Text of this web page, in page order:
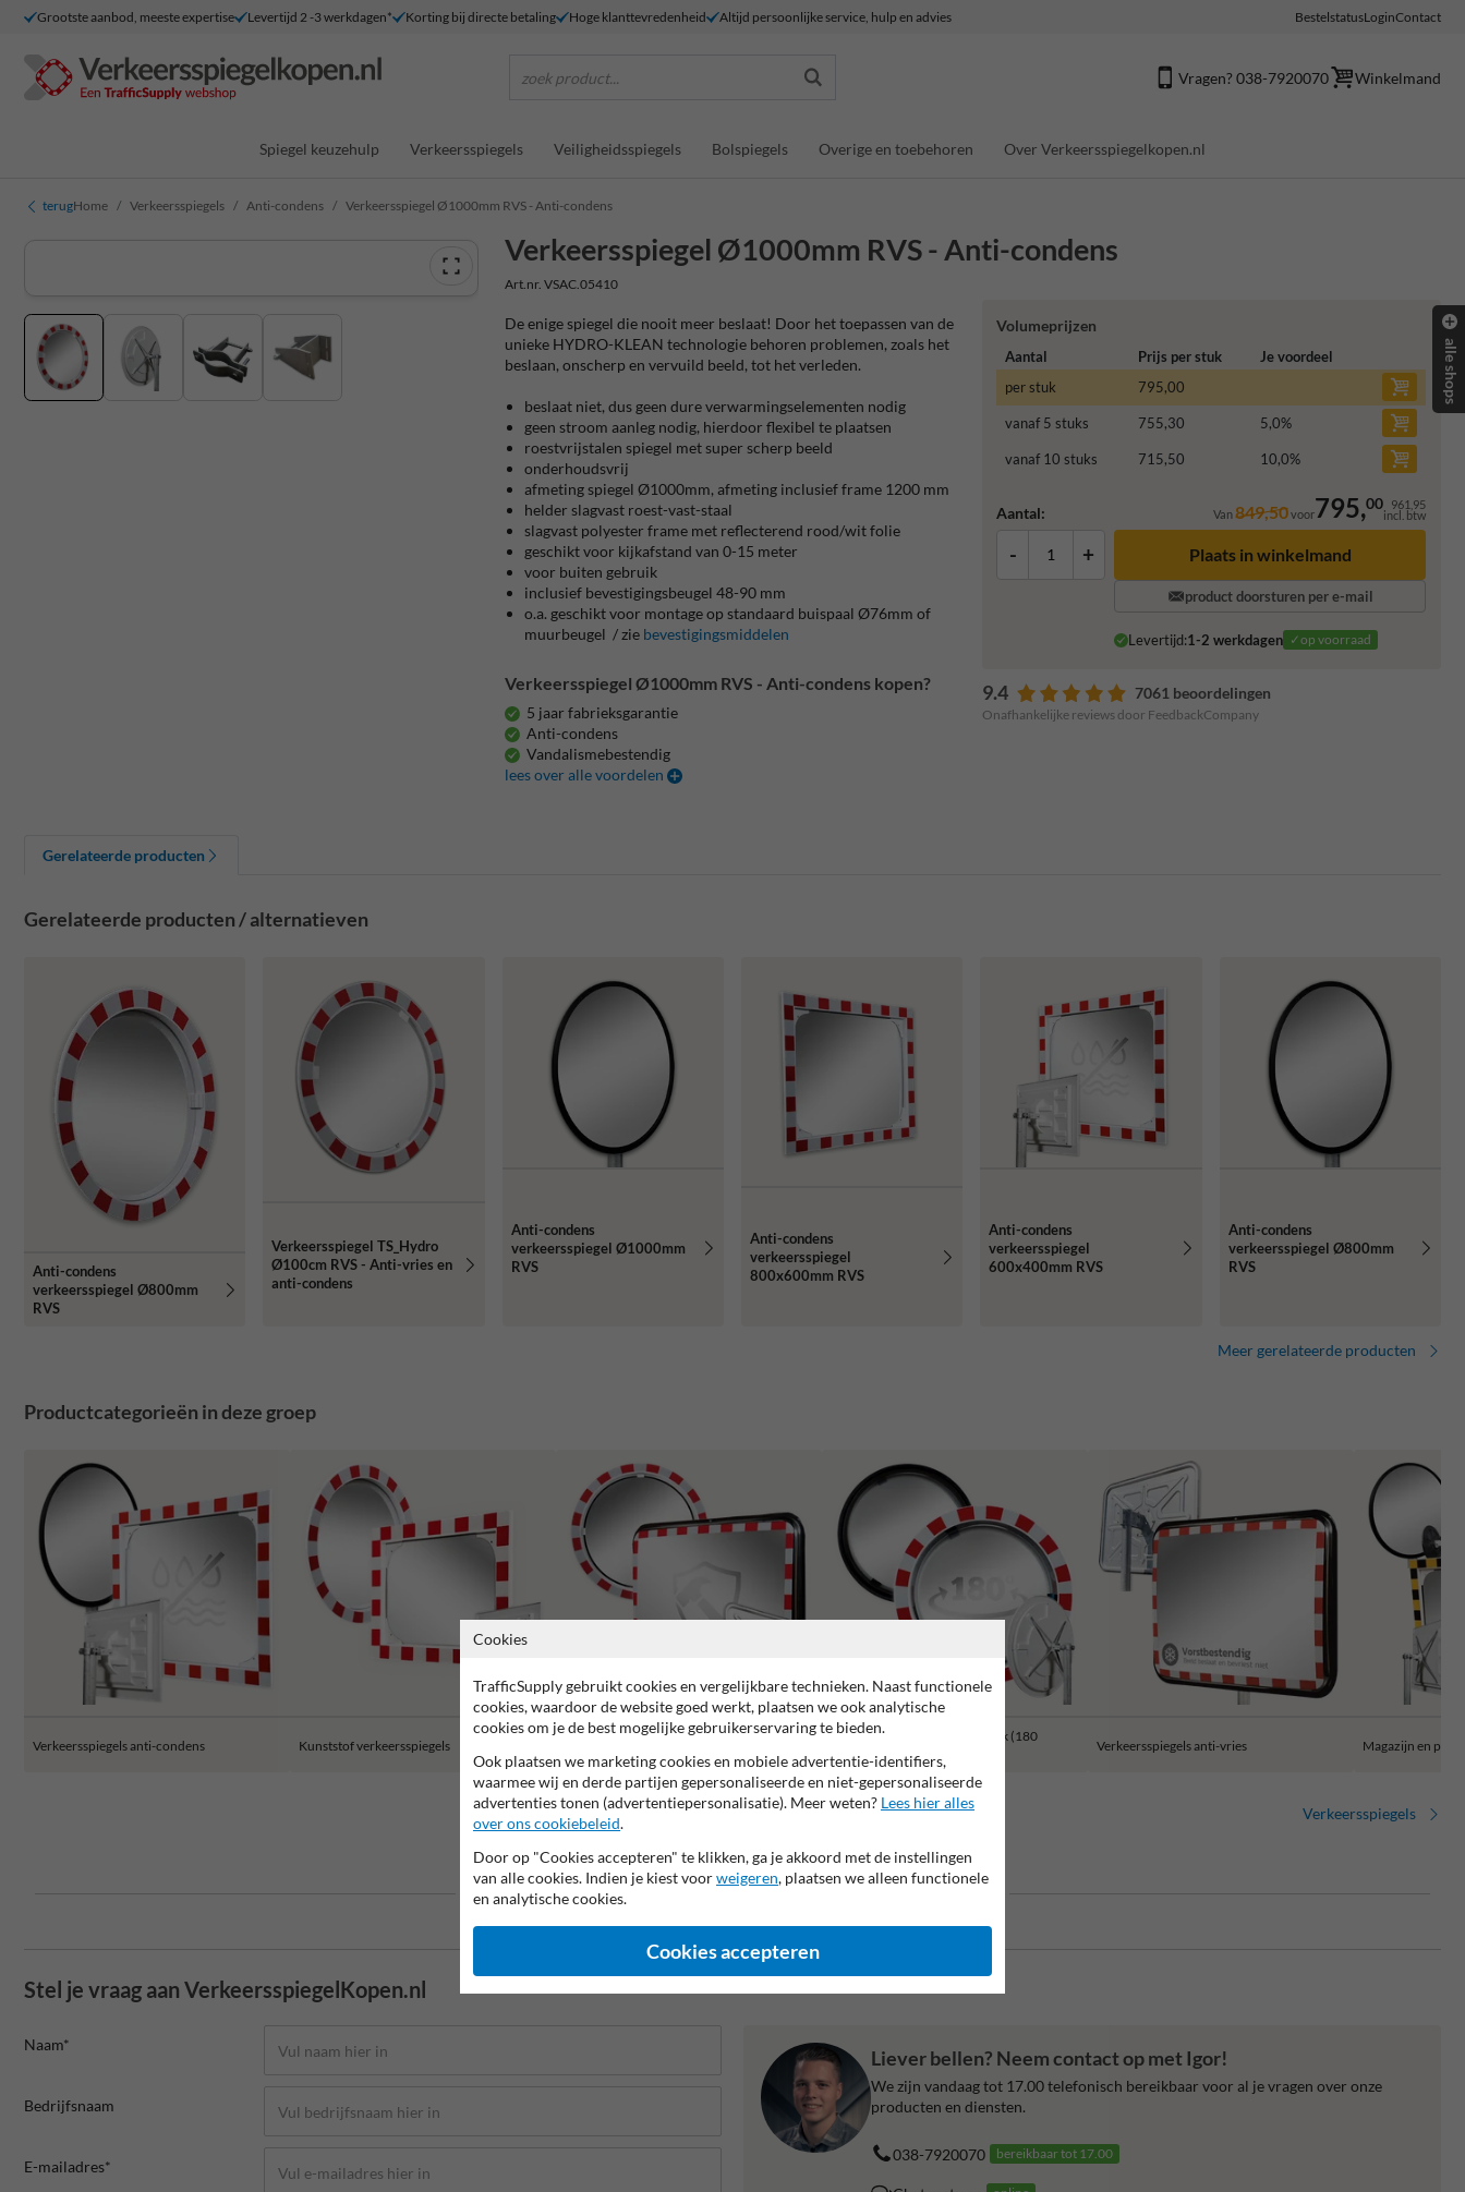
Grootste aanbod, meeste expertise Levertijd 2 -3 werkdagen* Korting bij directe betaling Hoge klanttevredenheid Altijd persoonlijke service, hulp en advies BestelstatusLoginContact
zoek product... Vragen? 038-7920070 Winkelmand
Spiegel keuzehulp Verkeersspiegels Veiligheidsspiegels Bolspiegels Overige en toebehoren Over Verkeersspiegelkopen.nl
terugHome Verkeersspiegels Anti-condens Verkeersspiegel Ø1000mm RVS - Anti-condens
Verkeersspiegel Ø1000mm RVS - Anti-condens
Art.nr. VSAC.05410
Volumeprijzen
Aantal Prijs per stuk
Je voordeel
per stuk
795,00
vanaf 5 stuks 755,30 5,0%
vanaf 10 stuks 715,50 10,0%
Aantal: Van849,50voor795,00 961,95
incl. btw
- + Plaats in winkelmand
product doorsturen per e-mail
Levertijd:1-2 werkdagen ✓op voorraad
9.4 7061 beoordelingen
Onafhankelijke reviews door FeedbackCompany
De enige spiegel die nooit meer beslaat! Door het toepassen van de
unieke HYDRO-KLEAN technologie behoren problemen, zoals het
beslaan, onscherp en vervuild beeld, tot het verleden.
beslaat niet, dus geen dure verwarmingselementen nodig
geen stroom aanleg nodig, hierdoor flexibel te plaatsen
roestvrijstalen spiegel met super scherp beeld
onderhoudsvrij
afmeting spiegel Ø1000mm, afmeting inclusief frame 1200 mm
helder slagvast roest-vast-staal
slagvast polyester frame met reflecterend rood/wit folie
geschikt voor kijkafstand van 0-15 meter
voor buiten gebruik
inclusief bevestigingsbeugel 48-90 mm
o.a. geschikt voor montage op standaard buispaal Ø76mm of
muurbeugel / zie bevestigingsmiddelen
Verkeersspiegel Ø1000mm RVS - Anti-condens kopen?
5 jaar fabrieksgarantie
Anti-condens
Vandalismebestendig
lees over alle voordelen
Gerelateerde producten
Gerelateerde producten / alternatieven
Anti-condens
verkeersspiegel Ø800mm
RVS
Verkeersspiegel TS_Hydro
Ø100cm RVS - Anti-vries en
anti-condens
Anti-condens
verkeersspiegel Ø1000mm
RVS
Anti-condens
verkeersspiegel
800x600mm RVS
Anti-condens
verkeersspiegel
600x400mm RVS
Anti-condens
verkeersspiegel Ø800mm
RVS
Meer gerelateerde producten
Productcategorieën in deze groep
Verkeersspiegels anti-condens Kunststof verkeersspiegels
Verkeersspiegels grote kijkhoek (180
graden)
Verkeersspiegels anti-vries Magazijn en
Verkeersspiegels
5 jaar fabrieksgarantie
Stel je vraag aan VerkeersspiegelKopen.nl
Naam*
Bedrijfsnaam
E-mailadres*
Liever bellen? Neem contact op met Igor!
We zijn vandaag tot 17.00 telefonisch bereikbaar voor al je vragen over onze
producten en diensten.
038-7920070 bereikbaar tot 17.00
alle shops
Cookies
TrafficSupply gebruikt cookies en vergelijkbare technieken. Naast functionele
cookies, waardoor de website goed werkt, plaatsen we ook analytische
cookies om je de best mogelijke gebruikerservaring te bieden.
Ook plaatsen we marketing cookies en mobiele advertentie-identifiers,
waarmee wij en derde partijen gepersonaliseerde en niet-gepersonaliseerde
advertenties tonen (advertentiepersonalisatie). Meer weten? Lees hier alles
over ons cookiebeleid.
Door op "Cookies accepteren" te klikken, ga je akkoord met de instellingen
van alle cookies. Indien je kiest voorweigeren, plaatsen we alleen functionele
en analytische cookies.
Cookies accepteren